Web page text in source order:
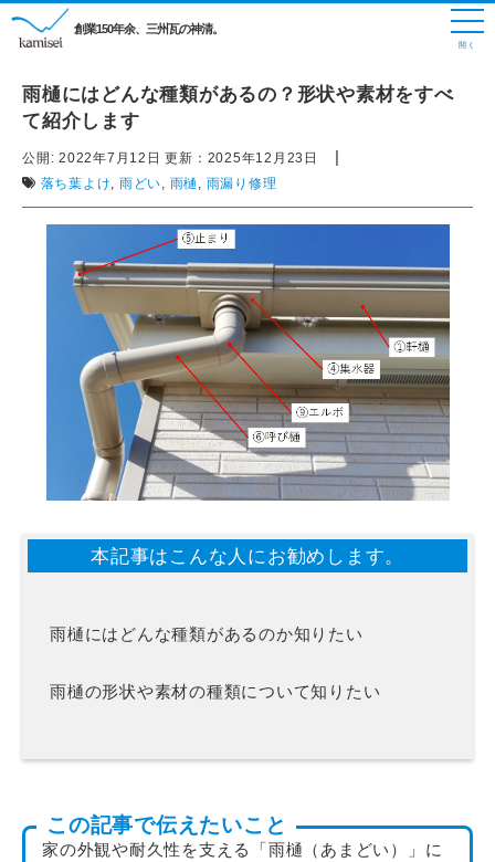
創業150年余、三州瓦の神清。
雨樋にはどんな種類があるの？形状や素材をすべ
て紹介します
公開: 2022年7月12日 更新： 2025年12月23日 |
落ち葉よけ, 雨どい, 雨樋 , 雨漏り修理
本記事はこんな人にお勧めします。
雨樋にはどんな種類があるのか知りたい
雨樋の形状や素材の種類について知りたい
この記事で伝えたいこと
家の外観や耐久性を支える「雨樋（あまどい）」に